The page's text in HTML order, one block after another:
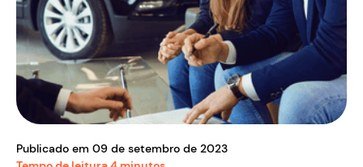
Publicado em 09 de setembro de 2023